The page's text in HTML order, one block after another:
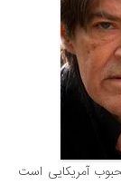
آمریکایی است